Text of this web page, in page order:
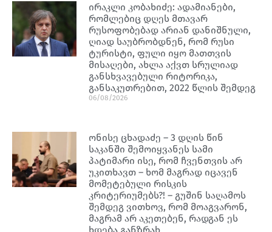
ირაკლი კობახიძე: ადამიანები,
რომლებიც დღეს მთავარ
რუსოფობებად არიან დანიშნული,
ღიად საუბრობდნენ, რომ რუსი
ტურისტი, ფული იყო მათთვის
მისაღები, ახლა აქვთ სრულიად
განსხვავებული რიტორიკა,
განსაკუთრებით, 2022 წლის შემდეგ
06/08/2026
ონისე ცხადაძე – 3 დღის წინ
საკანში შემოიყვანეს სამი
პატიმარი ისე, რომ ჩვენთვის არ
უკითხავთ – ხომ მაგრად იცავენ
მომეტებული რისკის
კრიტერიუმებს?! – გუშინ საღამოს
შემდეგ ვითხოვ, რომ მოაგვარონ,
მაგრამ არ აკეთებენ, რადგან ეს
ხდება განზრახ